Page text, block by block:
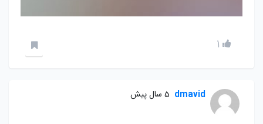
1
dmavid 5 سال پیش